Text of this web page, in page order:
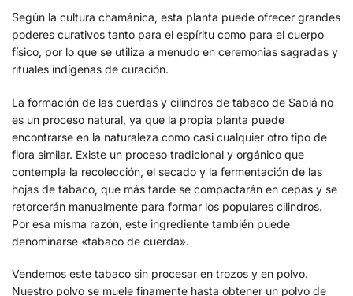
Según la cultura chamánica, esta planta puede ofrecer grandes
poderes curativos tanto para el espíritu como para el cuerpo
físico, por lo que se utiliza a menudo en ceremonias sagradas y
rituales indígenas de curación.
La formación de las cuerdas y cilindros de tabaco de Sabiá no
es un proceso natural, ya que la propia planta puede
encontrarse en la naturaleza como casi cualquier otro tipo de
flora similar. Existe un proceso tradicional y orgánico que
contempla la recolección, el secado y la fermentación de las
hojas de tabaco, que más tarde se compactarán en cepas y se
retorcerán manualmente para formar los populares cilindros.
Por esa misma razón, este ingrediente también puede
denominarse «tabaco de cuerda».
Vendemos este tabaco sin procesar en trozos y en polvo.
Nuestro polvo se muele finamente hasta obtener un polvo de